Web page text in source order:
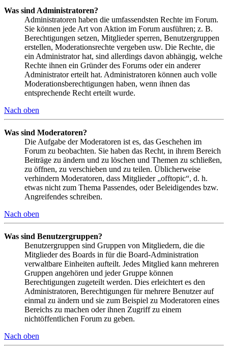
Was sind Administratoren?
Administratoren haben die umfassendsten Rechte im Forum.
Sie können jede Art von Aktion im Forum ausführen; z. B.
Berechtigungen setzen, Mitglieder sperren, Benutzergruppen
erstellen, Moderationsrechte vergeben usw. Die Rechte, die
ein Administrator hat, sind allerdings davon abhängig, welche
Rechte ihnen ein Gründer des Forums oder ein anderer
Administrator erteilt hat. Administratoren können auch volle
Moderationsberechtigungen haben, wenn ihnen das
entsprechende Recht erteilt wurde.
Nach oben
Was sind Moderatoren?
Die Aufgabe der Moderatoren ist es, das Geschehen im
Forum zu beobachten. Sie haben das Recht, in ihrem Bereich
Beiträge zu ändern und zu löschen und Themen zu schließen,
zu öffnen, zu verschieben und zu teilen. Üblicherweise
verhindern Moderatoren, dass Mitglieder „offtopic“, d. h.
etwas nicht zum Thema Passendes, oder Beleidigendes bzw.
Angreifendes schreiben.
Nach oben
Was sind Benutzergruppen?
Benutzergruppen sind Gruppen von Mitgliedern, die die
Mitglieder des Boards in für die Board-Administration
verwaltbare Einheiten aufteilt. Jedes Mitglied kann mehreren
Gruppen angehören und jeder Gruppe können
Berechtigungen zugeteilt werden. Dies erleichtert es den
Administratoren, Berechtigungen für mehrere Benutzer auf
einmal zu ändern und sie zum Beispiel zu Moderatoren eines
Bereichs zu machen oder ihnen Zugriff zu einem
nichtöffentlichen Forum zu geben.
Nach oben